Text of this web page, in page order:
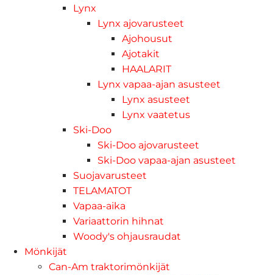
Lynx
Lynx ajovarusteet
Ajohousut
Ajotakit
HAALARIT
Lynx vapaa-ajan asusteet
Lynx asusteet
Lynx vaatetus
Ski-Doo
Ski-Doo ajovarusteet
Ski-Doo vapaa-ajan asusteet
Suojavarusteet
TELAMATOT
Vapaa-aika
Variaattorin hihnat
Woody's ohjausraudat
Mönkijät
Can-Am traktorimönkijät